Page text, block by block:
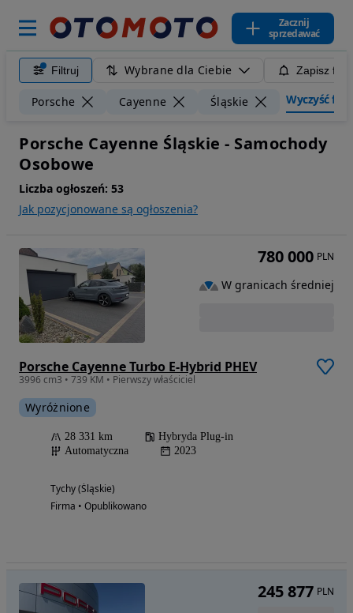
Zacznij
sprzedawać
Filtruj Wybrane dla Ciebie Zapisz
Porsche Cayenne Śląskie Wyczyść
Porsche Cayenne Śląskie - Samochody
Osobowe
Liczba ogłoszeń: 53
Jak pozycjonowane są ogłoszenia?
Porsche Cayenne Turbo E-Hybrid PHEV
3996 cm3 • 739 KM • Pierwszy właściciel
Wyróżnione
28 331 km
Hybryda Plug-in
Automatyczna
2023
Tychy (Śląskie)
Firma • Opublikowano
780 000 PLN
W granicach średniej
245 877 PLN